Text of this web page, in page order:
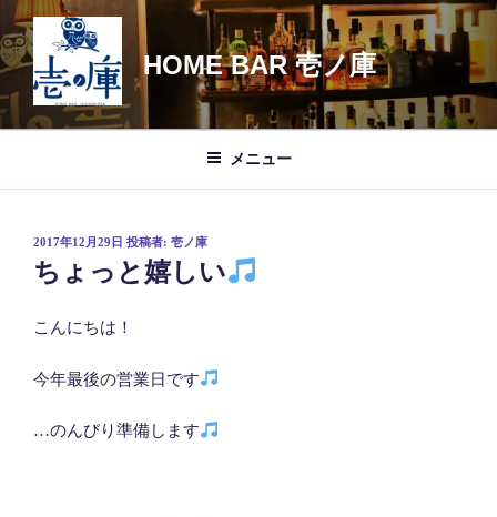
コ
ン
テ
ン
ツ
HOME BAR 壱ノ庫
メニュー
投
稿
日:
2017年12月29日 投稿者: 壱ノ庫
ちょっと嬉しい
こんにちは！
今年最後の営業日です
…のんびり準備します